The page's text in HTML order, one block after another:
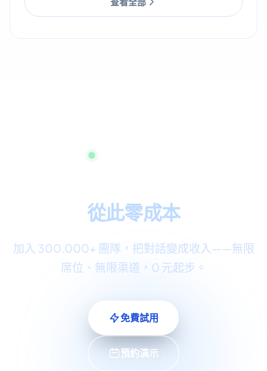
立即開始，無需信用卡
從此零成本
加入 300,000+ 團隊，把對話變成收入——無限
席位、無限渠道，0 元起步。
免費試用
預約演示